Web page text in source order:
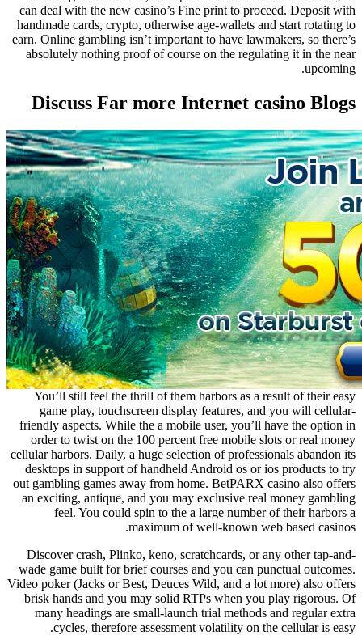
can deal with the new casino’s Fine print to proceed. Deposit with
handmade cards, crypto, otherwise age-wallets and start rotating to
earn. Online gambling isn’t important to have lawmakers, so there’s
absolutely nothing proof of course on the regulating it in the near
upcoming.
Discuss Far more Internet casino Blogs
You’ll still feel the thrill of them harbors as a result of their easy
game play, touchscreen display features, and you will cellular-
friendly aspects. While the a mobile user, you’ll have the option in
order to twist on the 100 percent free mobile slots or real money
cellular harbors. Daily, a huge selection of professionals abandon its
desktops in support of handheld Android os or ios products to try
out gambling games away from home. BetPARX casino also offers
an exciting, antique, and you may exclusive real money gambling
feel. You could spin to the a large number of their harbors a
maximum of well-known web based casinos.
Discover crash, Plinko, keno, scratchcards, or any other tap-and-
wade game built for brief courses and you can punctual outcomes.
Video poker (Jacks or Best, Deuces Wild, and a lot more) also offers
brisk hands and you may solid RTPs when you play rigorous. Of
many headings are small-launch trial methods and regular extra
cycles, therefore assessment volatility on the cellular is easy.